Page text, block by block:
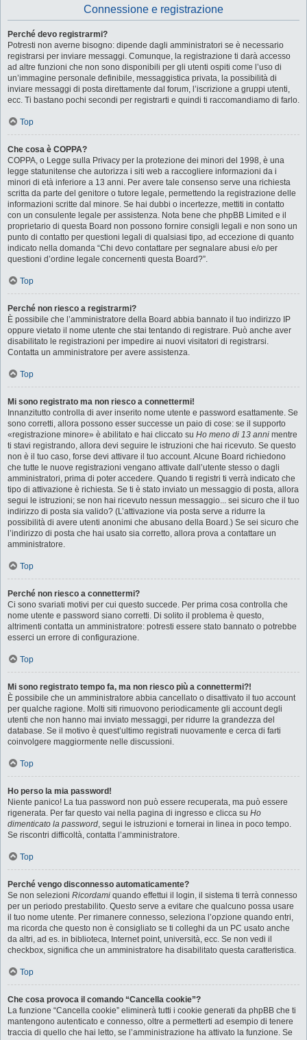
Connessione e registrazione
Perché devo registrarmi?
Potresti non averne bisogno: dipende dagli amministratori se è necessario
registrarsi per inviare messaggi. Comunque, la registrazione ti darà accesso
ad altre funzioni che non sono disponibili per gli utenti ospiti come l’uso di
un’immagine personale definibile, messaggistica privata, la possibilità di
inviare messaggi di posta direttamente dal forum, l’iscrizione a gruppi utenti,
ecc. Ti bastano pochi secondi per registrarti e quindi ti raccomandiamo di farlo.
Top
Che cosa è COPPA?
COPPA, o Legge sulla Privacy per la protezione dei minori del 1998, è una
legge statunitense che autorizza i siti web a raccogliere informazioni da i
minori di età inferiore a 13 anni. Per avere tale consenso serve una richiesta
scritta da parte del genitore o tutore legale, permettendo la registrazione delle
informazioni scritte dal minore. Se hai dubbi o incertezze, mettiti in contatto
con un consulente legale per assistenza. Nota bene che phpBB Limited e il
proprietario di questa Board non possono fornire consigli legali e non sono un
punto di contatto per questioni legali di qualsiasi tipo, ad eccezione di quanto
indicato nella domanda “Chi devo contattare per segnalare abusi e/o per
questioni d’ordine legale concernenti questa Board?”.
Top
Perché non riesco a registrarmi?
È possibile che l’amministratore della Board abbia bannato il tuo indirizzo IP
oppure vietato il nome utente che stai tentando di registrare. Può anche aver
disabilitato le registrazioni per impedire ai nuovi visitatori di registrarsi.
Contatta un amministratore per avere assistenza.
Top
Mi sono registrato ma non riesco a connettermi!
Innanzitutto controlla di aver inserito nome utente e password esattamente. Se
sono corretti, allora possono esser successe un paio di cose: se il supporto
«registrazione minore» è abilitato e hai cliccato su Ho meno di 13 anni mentre
ti stavi registrando, allora devi seguire le istruzioni che hai ricevuto. Se questo
non è il tuo caso, forse devi attivare il tuo account. Alcune Board richiedono
che tutte le nuove registrazioni vengano attivate dall’utente stesso o dagli
amministratori, prima di poter accedere. Quando ti registri ti verrà indicato che
tipo di attivazione è richiesta. Se ti è stato inviato un messaggio di posta, allora
segui le istruzioni; se non hai ricevuto nessun messaggio... sei sicuro che il tuo
indirizzo di posta sia valido? (L’attivazione via posta serve a ridurre la
possibilità di avere utenti anonimi che abusano della Board.) Se sei sicuro che
l’indirizzo di posta che hai usato sia corretto, allora prova a contattare un
amministratore.
Top
Perché non riesco a connettermi?
Ci sono svariati motivi per cui questo succede. Per prima cosa controlla che
nome utente e password siano corretti. Di solito il problema è questo,
altrimenti contatta un amministratore: potresti essere stato bannato o potrebbe
esserci un errore di configurazione.
Top
Mi sono registrato tempo fa, ma non riesco più a connettermi?!
È possibile che un amministratore abbia cancellato o disattivato il tuo account
per qualche ragione. Molti siti rimuovono periodicamente gli account degli
utenti che non hanno mai inviato messaggi, per ridurre la grandezza del
database. Se il motivo è quest’ultimo registrati nuovamente e cerca di farti
coinvolgere maggiormente nelle discussioni.
Top
Ho perso la mia password!
Niente panico! La tua password non può essere recuperata, ma può essere
rigenerata. Per far questo vai nella pagina di ingresso e clicca su Ho
dimenticato la password, segui le istruzioni e tornerai in linea in poco tempo.
Se riscontri difficoltà, contatta l’amministratore.
Top
Perché vengo disconnesso automaticamente?
Se non selezioni Ricordami quando effettui il login, il sistema ti terrà connesso
per un periodo prestabilito. Questo serve a evitare che qualcuno possa usare
il tuo nome utente. Per rimanere connesso, seleziona l’opzione quando entri,
ma ricorda che questo non è consigliato se ti colleghi da un PC usato anche
da altri, ad es. in biblioteca, Internet point, università, ecc. Se non vedi il
checkbox, significa che un amministratore ha disabilitato questa caratteristica.
Top
Che cosa provoca il comando “Cancella cookie”?
La funzione “Cancella cookie” eliminerà tutti i cookie generati da phpBB che ti
mantengono autenticato e connesso, oltre a permetterti ad esempio di tenere
traccia di quello che hai letto, se l’amministrazione ha attivato la funzione. Se